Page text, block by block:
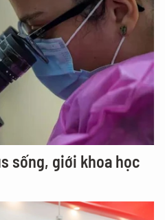
sống, giới khoa học